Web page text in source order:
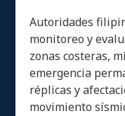
Autoridades
monitoreo y
zonas costeras,
emergencia
réplicas y
movimiento